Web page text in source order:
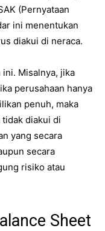
(Pernyataan
ini menentukan
diakui di neraca.
ini. Misalnya, jika
perusahaan hanya
penuh, maka
diakui di
yang secara
secara
risiko atau
Sheet